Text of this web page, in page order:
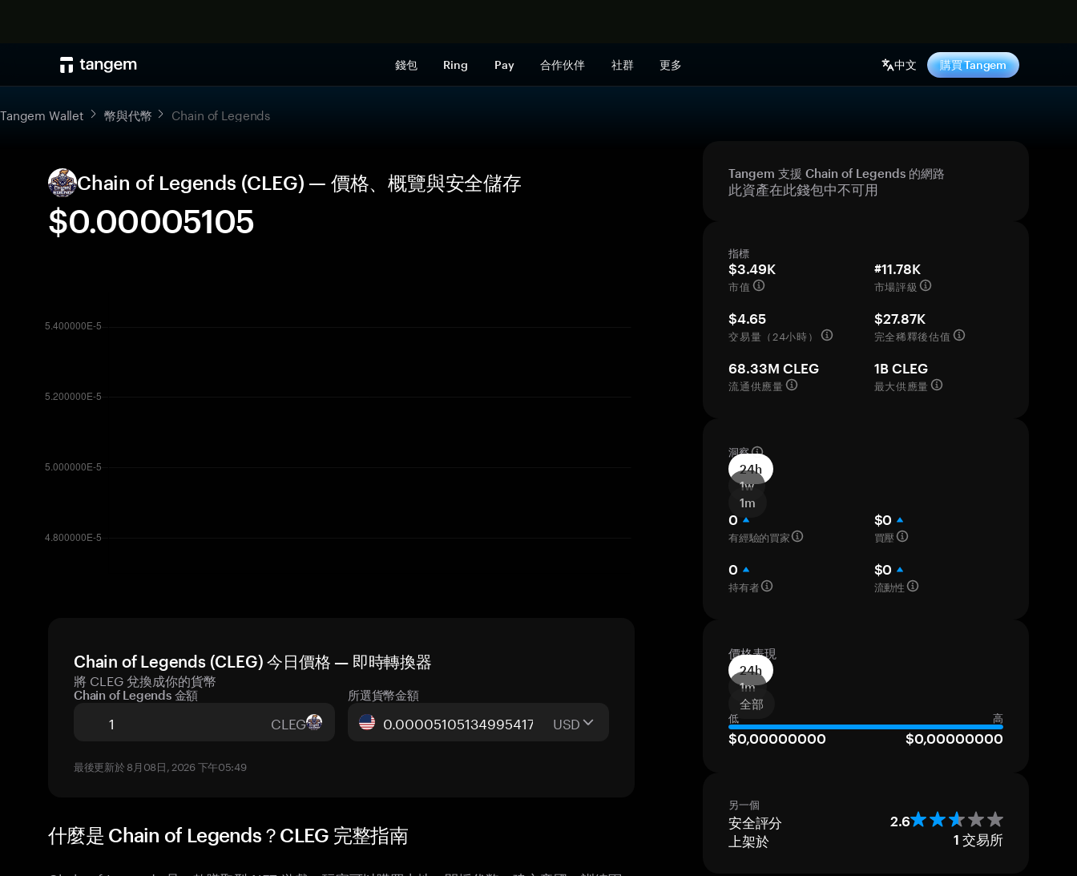
錢包 Ring Pay 合作伙伴 社群 更多 中文 購買 Tangem
Tangem Wallet 幣與代幣 Chain of Legends
Chain of Legends (CLEG) — 價格、概覽與安全儲存
$0.00005105
Chain of Legends (CLEG) 今日價格 — 即時轉換器
將 CLEG 兌換成你的貨幣
Chain of Legends 金額
CLEG
所選貨幣金額
USD
最後更新於 8月08日, 2026 下午05:49
什麼是 Chain of Legends？CLEG 完整指南
Tangem 支援 Chain of Legends 的網路
此資產在此錢包中不可用
指標
$3.49K
市值
#11.78K
市場評級
$4.65
交易量（24小時）
$27.87K
完全稀釋後估值
68.33M CLEG
流通供應量
1B CLEG
最大供應量
洞察
24h
1w
1m
0
有經驗的買家
$0
買壓
0
持有者
$0
流動性
價格表現
24h
1m
全部
低 高
$0,00000000 $0,00000000
另一個
安全評分 2.6
上架於 1 交易所